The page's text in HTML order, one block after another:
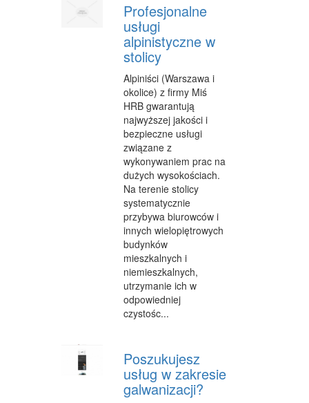
NOCLEGI
HOTELE I NOCLEGI
PODRÓŻE
WYPOCZYNEK
ODNOWA BIOLOGICZNA
DIETETYKA, ODCHUDZANIE
KOSMETYKI
LECZENIE
SALONY KOSMETYCZNE
SPRZĘT MEDYCZNY
STRONY WWW
OPROGRAMOWANIE
Profesjonalne
usługi
alpinistyczne w
stolicy
Alpiniści (Warszawa i
okolice) z firmy Miś
HRB gwarantują
najwyższej jakości i
bezpieczne usługi
związane z
wykonywaniem prac na
dużych wysokościach.
Na terenie stolicy
systematycznie
przybywa biurowców i
innych wielopiętrowych
budynków
mieszkalnych i
niemieszkalnych,
utrzymanie ich w
odpowiedniej
czystośc...
Poszukujesz
usług w zakresie
galwanizacji?